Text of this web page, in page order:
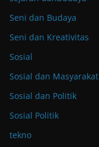
Seni dan Budaya
Seni dan Kreativitas
Sosial
Sosial dan Masyarakat
Sosial dan Politik
Sosial Politik
tekno